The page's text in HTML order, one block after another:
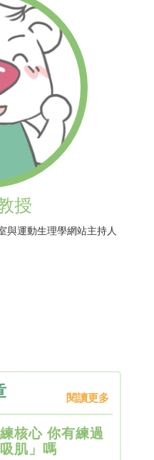
授
與運動生理學網站主持人
閱讀更多
核心 你有練過
吸肌」嗎